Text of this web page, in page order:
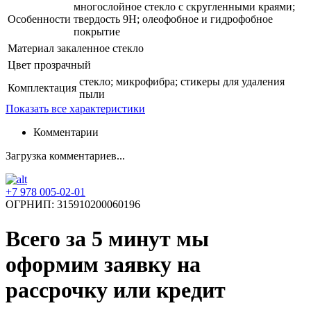
Особенности
многослойное стекло с скругленными краями;
твердость 9H; олеофобное и гидрофобное
покрытие
Материал закаленное стекло
Цвет прозрачный
Комплектация
стекло; микрофибра; стикеры для удаления
пыли
Показать все характеристики
Комментарии
Загрузка комментариев...
+7 978 005-02-01
ОГРНИП: 315910200060196
Всего за 5 минут мы
оформим заявку на
рассрочку или кредит